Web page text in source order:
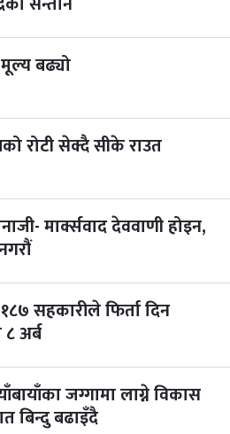
बढ्यो
रोटी सेक्दै सीके राउत
मार्क्सवाद देववाणी होइन,
सहकारीले फिर्ता दिन
अर्ब
जग्गामा लाग्ने विकास
बिन्दु बढाइँदै